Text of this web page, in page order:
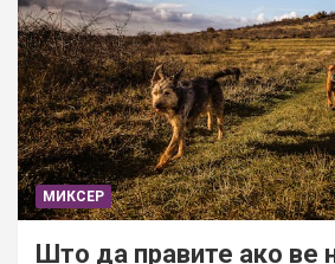
МИКСЕР
Што да правите ако ве